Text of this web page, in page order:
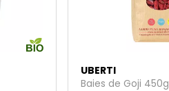
UBERTI
Baies de Goji 450g